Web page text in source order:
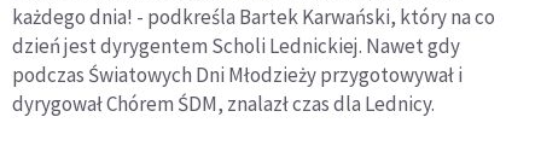
każdego dnia! - podkreśla Bartek Karwański, który na co
dzień jest dyrygentem Scholi Lednickiej. Nawet gdy
podczas Światowych Dni Młodzieży przygotowywał i
dyrygował Chórem ŚDM, znalazł czas dla Lednicy.